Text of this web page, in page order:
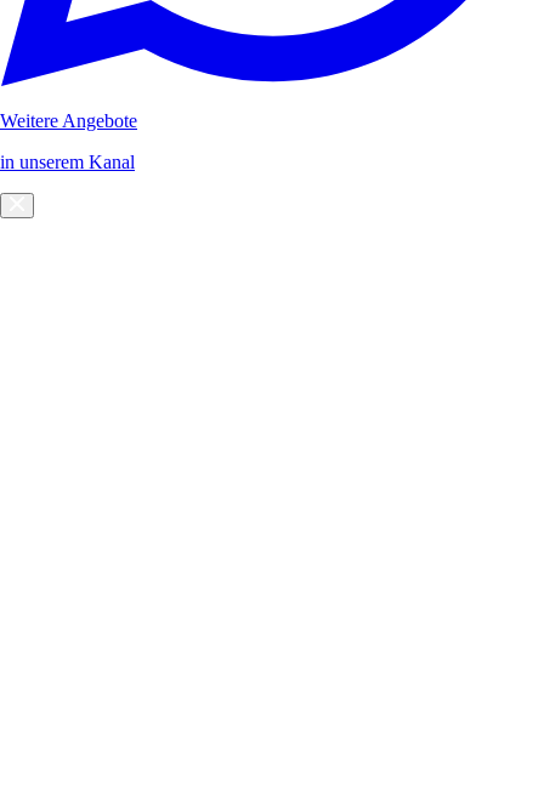
Weitere Angebote
in unserem Kanal